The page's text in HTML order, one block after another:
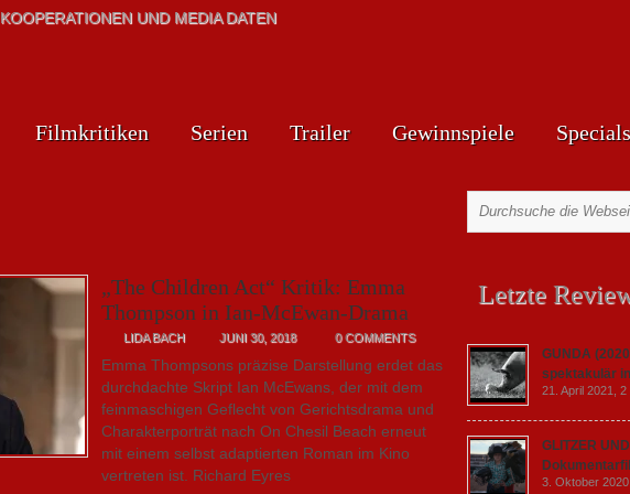
KOOPERATIONEN UND MEDIA DATEN
Filmkritiken Serien Trailer Gewinnspiele Specials
„The Children Act“ Kritik: Emma
Thompson in Ian-McEwan-Drama
LIDA BACH JUNI 30, 2018 0 COMMENTS
Emma Thompsons präzise Darstellung erdet das
durchdachte Skript Ian McEwans, der mit dem
feinmaschigen Geflecht von Gerichtsdrama und
Charakterporträt nach On Chesil Beach erneut
mit einem selbst adaptierten Roman im Kino
vertreten ist. Richard Eyres
Letzte
GUNDA
spektakulär
21. April 2021, 2
GLITZER
3. Oktober 2020,